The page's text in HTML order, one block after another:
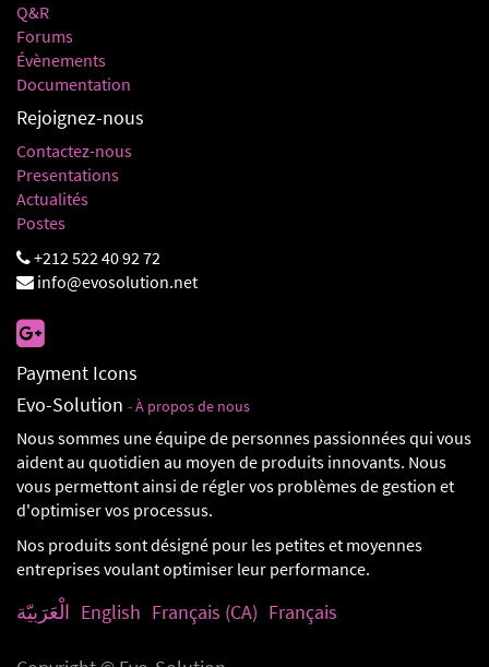
Q&R
Forums
Évènements
Documentation
Rejoignez-nous
Contactez-nous
Presentations
Actualités
Postes
+212 522 40 92 72
info@evosolution.net
Payment Icons
Evo-Solution -À propos de nous
Nous sommes une équipe de personnes passionnées qui vous
aident au quotidien au moyen de produits innovants. Nous
vous permettont ainsi de régler vos problèmes de gestion et
d'optimiser vos processus.
Nos produits sont désigné pour les petites et moyennes
entreprises voulant optimiser leur performance.
الْعَرَبيّة English Français (CA) Français